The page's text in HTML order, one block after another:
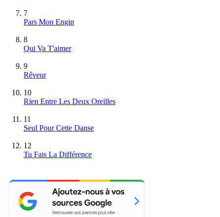
7
Pars Mon Engin
8
Qui Va T'aimer
9
Rêveur
10
Rien Entre Les Deux Oreilles
11
Seul Pour Cette Danse
12
Tu Fais La Différence